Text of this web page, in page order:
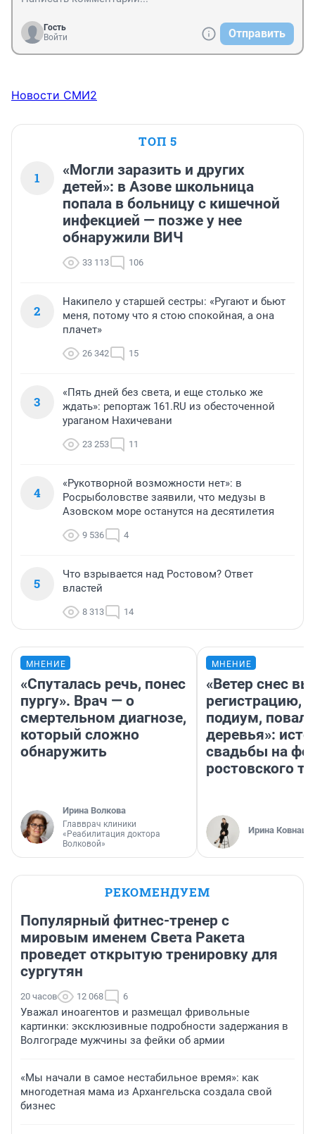
контролировать соблюдение установленных
требований, государственную жилищную инспекцию,
положение о которой утверждено постановлением
Правительства …от 26.09.1994 N 1086»
Гость
Войти
Отправить
Новости СМИ2
ТОП 5
1
«Могли заразить и других
детей»: в Азове школьница
попала в больницу с кишечной
инфекцией — позже у нее
обнаружили ВИЧ
33 113 106
2
Накипело у старшей сестры: «Ругают и бьют
меня, потому что я стою спокойная, а она
плачет»
26 342 15
3
«Пять дней без света, и еще столько же
ждать»: репортаж 161.RU из обесточенной
ураганом Нахичевани
23 253 11
4
«Рукотворной возможности нет»: в
Росрыболовстве заявили, что медузы в
Азовском море останутся на десятилетия
9 536 4
5
Что взрывается над Ростовом? Ответ
властей
8 313 14
МНЕНИЕ
«Спуталась речь, понес
пургу». Врач — о
смертельном диагнозе,
который сложно
обнаружить
Ирина Волкова
Главврач клиники
«Реабилитация доктора
Волковой»
МНЕНИЕ
«Ветер снес
регистрацию,
подиум,
деревья»:
свадьбы на
ростовского
Ирина
РЕКОМЕНДУЕМ
Популярный фитнес-тренер с
мировым именем Света Ракета
проведет открытую тренировку для
сургутян
20 часов 12 068 6
Уважал иноагентов и размещал фривольные
картинки: эксклюзивные подробности задержания в
Волгограде мужчины за фейки об армии
«Мы начали в самое нестабильное время»: как
многодетная мама из Архангельска создала свой
бизнес